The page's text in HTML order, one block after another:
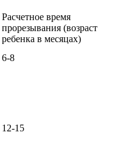
Расчетное время
прорезывания (возраст
ребенка в месяцах)
6-8
12-15